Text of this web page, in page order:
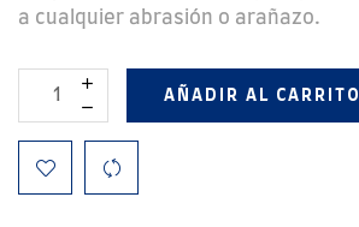
a cualquier abrasión o arañazo.
AÑADIR AL CARRITO